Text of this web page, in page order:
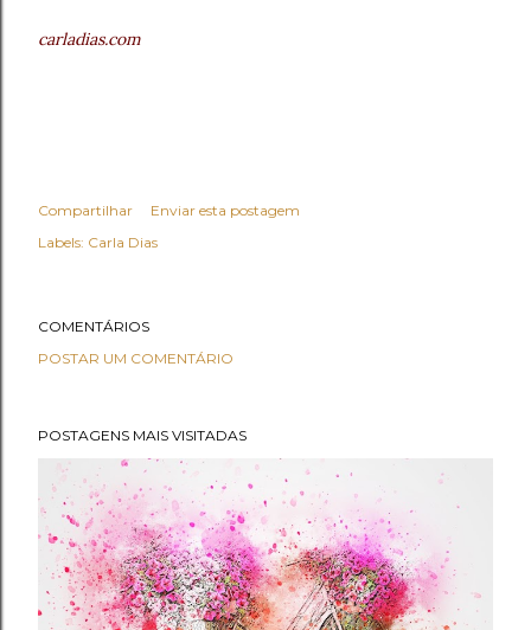
carladias.com
Compartilhar
Enviar esta postagem
Labels: Carla Dias
COMENTÁRIOS
POSTAR UM COMENTÁRIO
POSTAGENS MAIS VISITADAS